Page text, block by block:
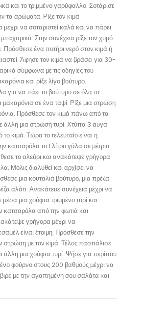
και το τριμμένο γαρύφαλλο. Σοτάρισε
τα αρώματα. Ρίξε τον κιμά
να σοταριστεί καλά και να πάρει
Στην συνέχεια ρίξε τον χυμό
Πρόσθεσε ένα ποτήρι νερό στον κιμά ή
Άφησε τον κιμά να βράσει για 30-
σύμφωνα με τις οδηγίες του
και ρίξε λίγο βούτυρο.
για να πάει το βούτυρο σε όλα τα
σε ένα ταψί. Ρίξε μια στρώση
Πρόσθεσε τον κιμά πάνω από τα
άλλη μια στρώση τυρί. Χτύπα 3 αυγά
κιμά. Τώρα το τελευταίο είναι η
κατσαρόλα το 1 λίτρο γάλα σε μέτρια
το αλεύρι και ανακάτεψε γρήγορα
Μόλις διαλυθεί και αρχίσει να
μια κουταλιά βούτυρο, μια πρέζα
αλάτι. Ανακάτευε συνέχεια μέχρι να
μια χούφτα τριμμένο τυρί και
κατσαρόλα από την φωτιά και
γρήγορα μέχρι να
είναι έτοιμη. Πρόσθεσε την
με τον κιμά. Τέλος πασπάλισε
άλλη μια χούφτα τυρί. Ψήσε για περίπου
φούρνο στους 200 βαθμούς μέχρι να
με την αγαπημένη σου σαλάτα και